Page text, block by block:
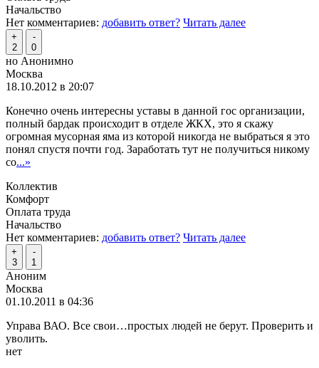
Начальство
Нет комментариев: добавить ответ? Читать далее
+
2
-
0
но Анонимно
Москва
18.10.2012 в 20:07
Конечно очень интересны уставы в данной гос организации,
полный бардак происходит в отделе ЖКХ, это я скажу
огромная мусорная яма из которой никогда не выбраться я это
понял спустя почти год. Заработать тут не получиться никому
со...»
Коллектив
Комфорт
Оплата труда
Начальство
Нет комментариев: добавить ответ? Читать далее
+
3
-
1
Аноним
Москва
01.10.2011 в 04:36
Управа ВАО. Все свои…простых людей не берут. Проверить и
уволить.
нет